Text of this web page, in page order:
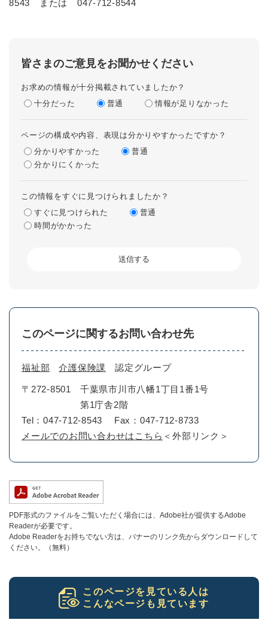
8543 または 047-712-8544
皆さまのご意見をお聞かせください
お求めの情報が十分掲載されていましたか？
十分だった
普通 情報が足りなかった
ページの構成や内容、表現は分かりやすかったですか？
分かりやすかった
普通
分かりにくかった
この情報をすぐに見つけられましたか？
すぐに見つけられた
普通
時間がかかった
このページに関するお問い合わせ先
福祉部 介護保険課 認定グループ
〒272-8501
千葉県市川市八幡1丁目1番1号
第1庁舎2階
Tel：047-712-8543
Fax：047-712-8733
メールでのお問い合わせはこちら ＜外部リンク＞
PDF形式のファイルをご覧いただく場合には、Adobe社が提供するAdobe
Readerが必要です。
Adobe Readerをお持ちでない方は、バナーのリンク先からダウンロードして
ください。（無料）
このページを見ている人は
こんなページも見ています